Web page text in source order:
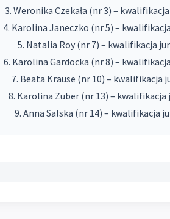
3. Weronika Czekała (nr 3) –
4. Karolina Janeczko (nr 5) –
5. Natalia Roy (nr 7) – kwalifikacja
6. Karolina Gardocka (nr 8) –
7. Beata Krause (nr 10) – kwalifikacja
8. Karolina Zuber (nr 13) – kwalifikacja
9. Anna Salska (nr 14) – kwalifikacja